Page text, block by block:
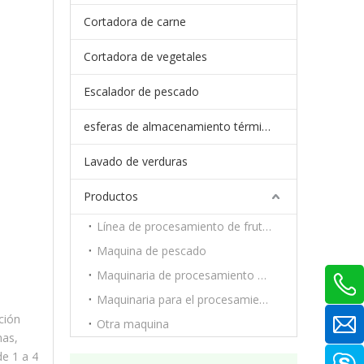
1 a 4
Cortadora de carne
Cortadora de vegetales
Escalador de pescado
esferas de almacenamiento térmico de cambio de fase
Lavado de verduras
Productos
Línea de procesamiento de frutas y verduras.
Maquina de pescado
Maquinaria de procesamiento de carne
Maquinaria para el procesamiento de frutas y verduras.
Otra maquina